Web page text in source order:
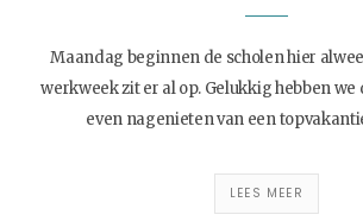
Maandag beginnen de scholen hier
werkweek zit er al op. Gelukkig hebben we
even nagenieten van een
LEES MEER